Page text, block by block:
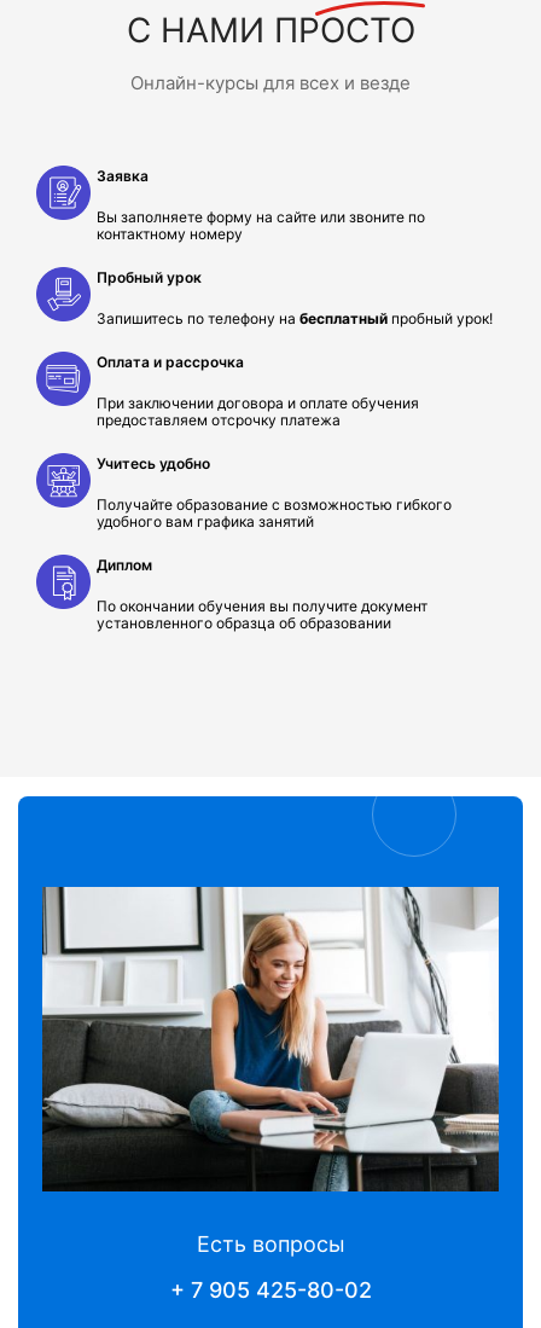
С НАМИ ПРОСТО
Онлайн-курсы для всех и везде
Заявка
Вы заполняете форму на сайте или звоните по
контактному номеру
Пробный урок
Запишитесь по телефону на бесплатный пробный урок!
Оплата и рассрочка
При заключении договора и оплате обучения
предоставляем отсрочку платежа
Учитесь удобно
Получайте образование с возможностью гибкого
удобного вам графика занятий
Диплом
По окончании обучения вы получите документ
установленного образца об образовании
Есть вопросы
+ 7 905 425-80-02